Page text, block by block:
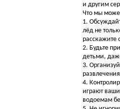
и другим
Что мы
1.
лёд не
расскажите
2. Будьте
детьми,
3.
4.
играют
водоемам